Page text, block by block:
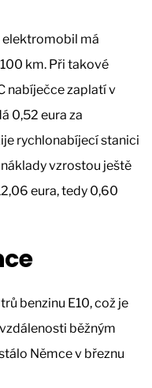
elektromobil má
km. Při takové
nabíječce zaplatí v
0,52 eura za
rychlonabíjecí stanici
vzrostou ještě
eura, tedy 0,60
benzinu E10, což je
běžným
Němce v březnu